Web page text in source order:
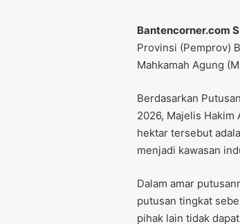
Bantencorner.com
Provinsi (Pemprov)
Mahkamah Agung
Berdasarkan
2026, Majelis Hakim
hektar tersebut
menjadi kawasan
Dalam amar
putusan tingkat
pihak lain tidak